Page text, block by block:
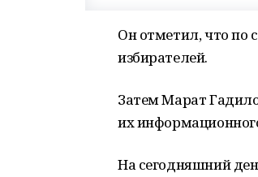
Он отметил, что по
избирателей.
Затем Марат
их
На сегодняшний